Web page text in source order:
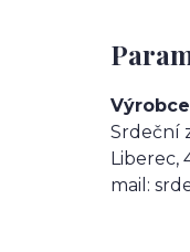
Výrobce
Srdeční
Liberec,
mail: